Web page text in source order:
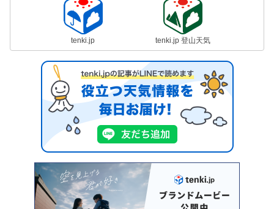
tenki.jp tenki.jp 登山天気